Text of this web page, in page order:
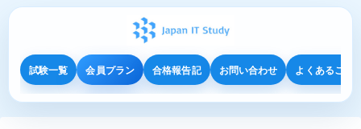
試験一覧 会員プラン 合格報告記 お問い合わせ よくあるご質